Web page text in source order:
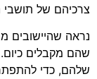
צרכיהם של תושבי
נראה שהיישובים
שהם מקבלים כיום.
שלהם, כדי